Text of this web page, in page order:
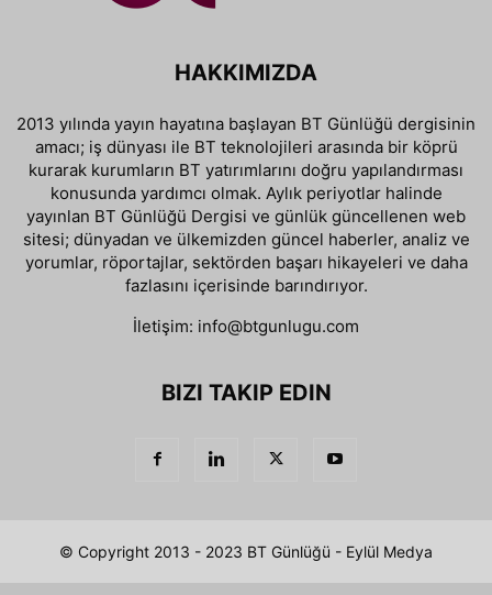
HAKKIMIZDA
2013 yılında yayın hayatına başlayan BT Günlüğü dergisinin
amacı; iş dünyası ile BT teknolojileri arasında bir köprü
kurarak kurumların BT yatırımlarını doğru yapılandırması
konusunda yardımcı olmak. Aylık periyotlar halinde
yayınlan BT Günlüğü Dergisi ve günlük güncellenen web
sitesi; dünyadan ve ülkemizden güncel haberler, analiz ve
yorumlar, röportajlar, sektörden başarı hikayeleri ve daha
fazlasını içerisinde barındırıyor.
İletişim: info@btgunlugu.com
BIZI TAKIP EDIN
© Copyright 2013 - 2023 BT Günlüğü - Eylül Medya